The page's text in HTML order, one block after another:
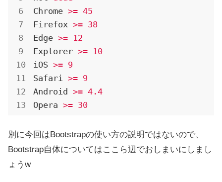
Chrome >= 45
Firefox >= 38
Edge >= 12
Explorer >= 10
iOS >= 9
Safari >= 9
Android >= 4.4
Opera >= 30
別に今回はBootstrapの使い方の説明ではないので、
Bootstrap自体についてはここら辺でおしまいにしまし
ょうw